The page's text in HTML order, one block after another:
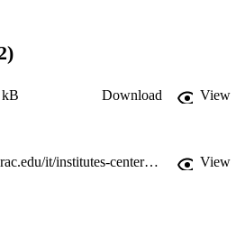
oggi”. L’iniziativa punta a valorizzare il
proposti anche dei tour guidati per
a Bolzano.
kB Download
View
https://www.eurac.edu/it/institutes-centers/istituto-per-lo-sviluppo-regionale/news-events/architettura-che-resta-francesco-mansutti-e-gino-miozzo View